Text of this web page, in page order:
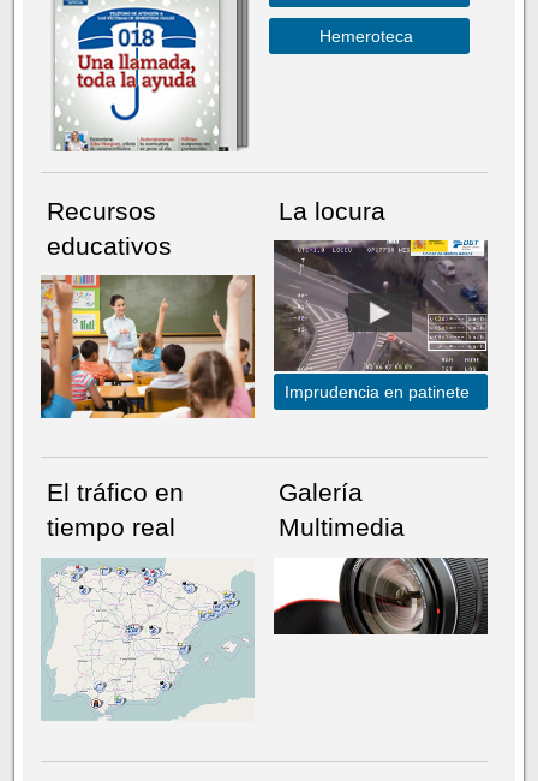
NÚMERO ACTUALHEMEROTECA
Hemeroteca
Recursos
educativos
La locura
Imprudencia en patinete
El tráfico en
tiempo real
Galería
Multimedia